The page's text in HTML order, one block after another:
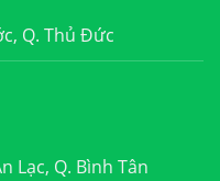
Q. Thủ Đức
Lạc, Q. Bình Tân